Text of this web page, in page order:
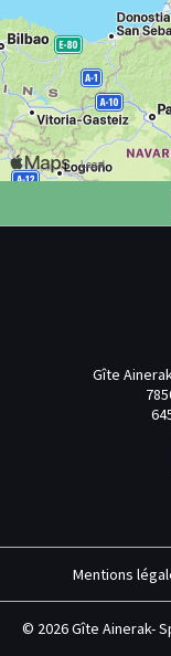
Gîte
Mentions
© 2026 Gîte Ainerak-